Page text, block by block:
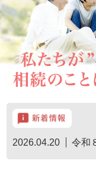
2026.04.20 令和